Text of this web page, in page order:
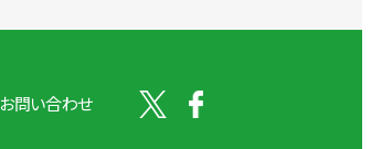
お問い合わせ